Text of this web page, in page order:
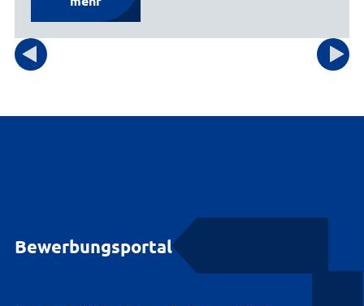
Bewerbungsportal